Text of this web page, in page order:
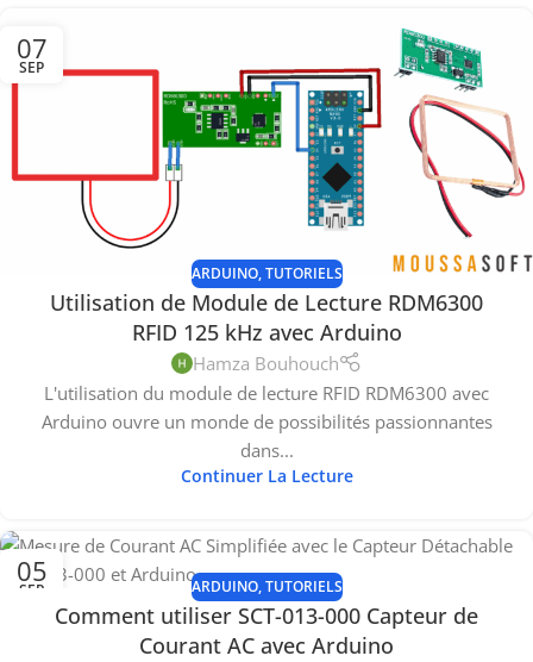
07
SEP
ARDUINO,TUTORIELS
Utilisation de Module de Lecture RDM6300
RFID 125 kHz avec Arduino
Hamza Bouhouch
L'utilisation du module de lecture RFID RDM6300 avec
Arduino ouvre un monde de possibilités passionnantes
dans...
Continuer La Lecture
05
SEP ARDUINO,TUTORIELS
Comment utiliser SCT-013-000 Capteur de
Courant AC avec Arduino